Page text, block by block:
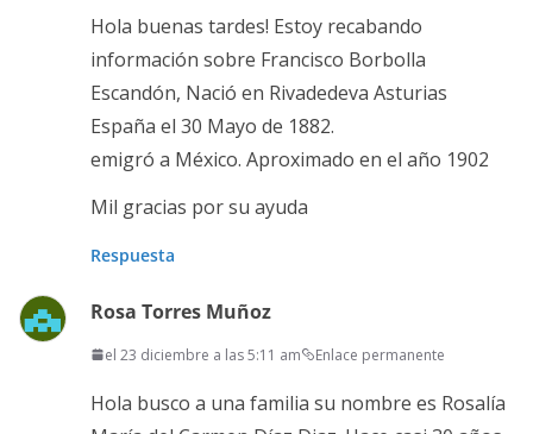
Hola buenas tardes! Estoy recabando
información sobre Francisco Borbolla
Escandón, Nació en Rivadedeva Asturias
España el 30 Mayo de 1882.
emigró a México. Aproximado en el año 1902
Mil gracias por su ayuda
Respuesta
Rosa Torres Muñoz
el 23 diciembre a las 5:11 am Enlace permanente
Hola busco a una familia su nombre es Rosalía